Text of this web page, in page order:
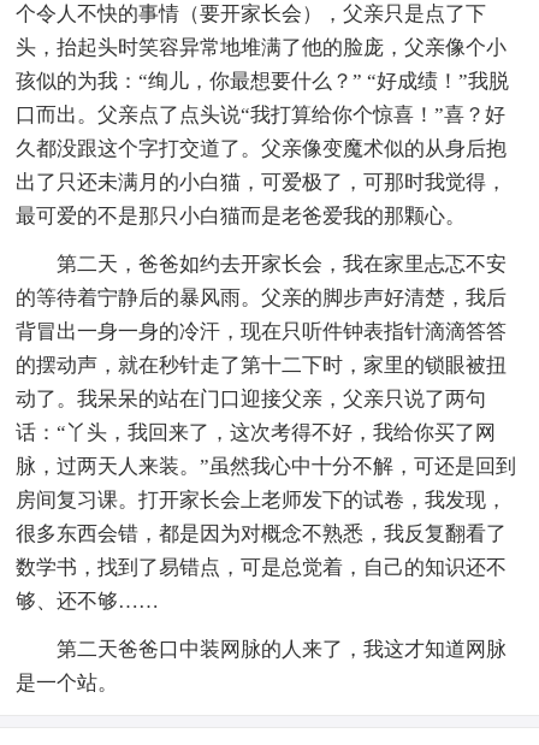
个令人不快的事情（要开家长会），父亲只是点了下
头，抬起头时笑容异常地堆满了他的脸庞，父亲像个小
孩似的为我：“绚儿，你最想要什么？” “好成绩！”我脱
口而出。父亲点了点头说“我打算给你个惊喜！”喜？好
久都没跟这个字打交道了。父亲像变魔术似的从身后抱
出了只还未满月的小白猫，可爱极了，可那时我觉得，
最可爱的不是那只小白猫而是老爸爱我的那颗心。
第二天，爸爸如约去开家长会，我在家里忐忑不安
的等待着宁静后的暴风雨。父亲的脚步声好清楚，我后
背冒出一身一身的冷汗，现在只听件钟表指针滴滴答答
的摆动声，就在秒针走了第十二下时，家里的锁眼被扭
动了。我呆呆的站在门口迎接父亲，父亲只说了两句
话：“丫头，我回来了，这次考得不好，我给你买了网
脉，过两天人来装。”虽然我心中十分不解，可还是回到
房间复习课。打开家长会上老师发下的试卷，我发现，
很多东西会错，都是因为对概念不熟悉，我反复翻看了
数学书，找到了易错点，可是总觉着，自己的知识还不
够、还不够……
第二天爸爸口中装网脉的人来了，我这才知道网脉
是一个站。